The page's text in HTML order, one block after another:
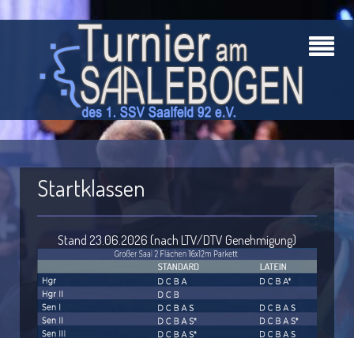
Startklassen
Stand 23.06.2026 (nach LTV/DTV Genehmigung)